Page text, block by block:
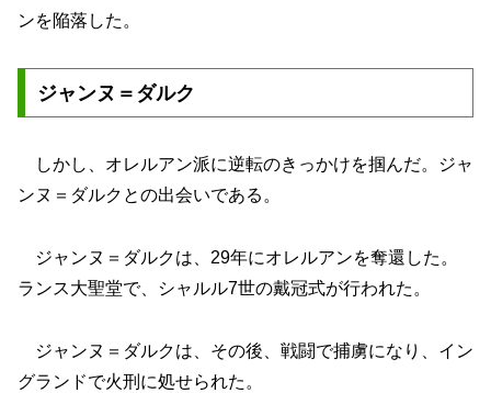
ンを陥落した。
ジャンヌ＝ダルク
しかし、オレルアン派に逆転のきっかけを掴んだ。ジャ
ンヌ＝ダルクとの出会いである。
ジャンヌ＝ダルクは、29年にオレルアンを奪還した。
ランス大聖堂で、シャルル7世の戴冠式が行われた。
ジャンヌ＝ダルクは、その後、戦闘で捕虜になり、イン
グランドで火刑に処せられた。